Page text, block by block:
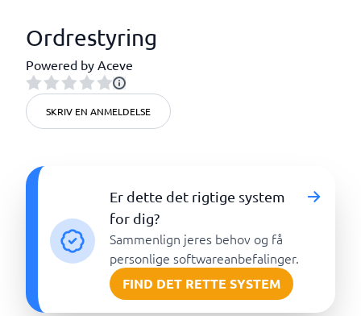
Ordrestyring
Powered by Aceve
SKRIV EN ANMELDELSE
Er dette det rigtige system
for dig?
Sammenlign jeres behov og få
personlige softwareanbefalinger.
FIND DET RETTE SYSTEM